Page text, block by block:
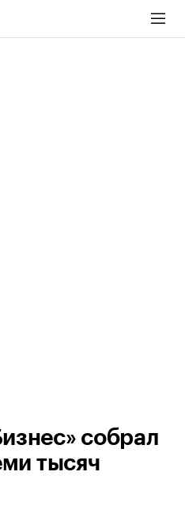
собрал
тысяч